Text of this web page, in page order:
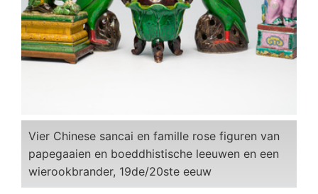
Vier Chinese sancai en famille rose figuren van
papegaaien en boeddhistische leeuwen en een
wierookbrander, 19de/20ste eeuw